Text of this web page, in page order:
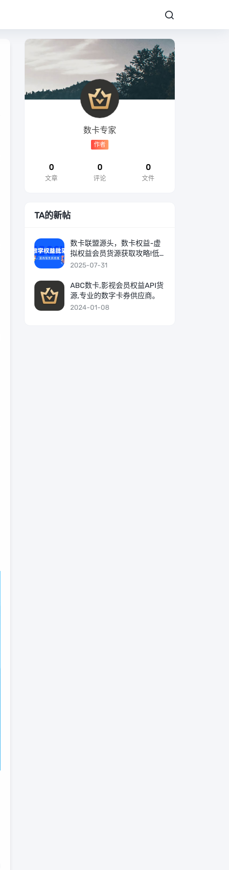
数卡专家
作者
0
文章
0
评论
0
文件
TA的新帖
数卡联盟源头，数卡权益-虚
拟权益会员货源获取攻略!低
价影视会员拿货渠道
2025-07-31
ABC数卡,影视会员权益API货
源,专业的数字卡券供应商。
2024-01-08